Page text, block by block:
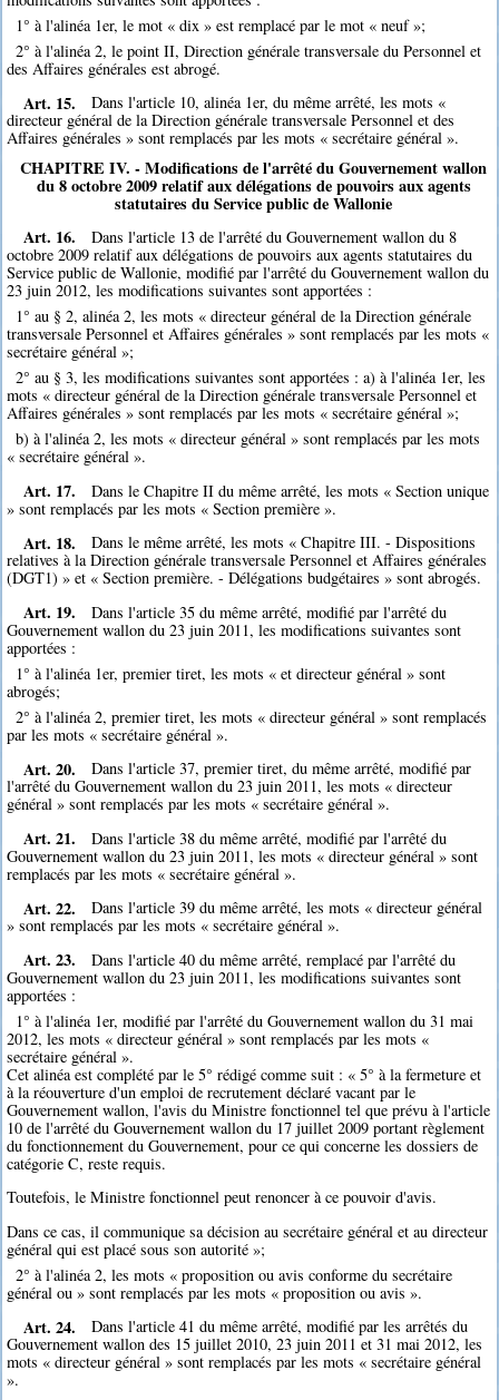
1° à l'alinéa 1er, le mot « dix » est remplacé par le mot « neuf »;
2° à l'alinéa 2, le point II, Direction générale transversale du Personnel et
des Affaires générales est abrogé.
Art. 15.
Dans l'article 10, alinéa 1er, du même arrêté, les mots «
directeur général de la Direction générale transversale Personnel et des
Affaires générales » sont remplacés par les mots « secrétaire général ».
CHAPITRE IV. - Modifications de l'arrêté du Gouvernement wallon
du 8 octobre 2009 relatif aux délégations de pouvoirs aux agents
statutaires du Service public de Wallonie
Art. 16.
Dans l'article 13 de l'arrêté du Gouvernement wallon du 8
octobre 2009 relatif aux délégations de pouvoirs aux agents statutaires du
Service public de Wallonie, modifié par l'arrêté du Gouvernement wallon du
23 juin 2012, les modifications suivantes sont apportées :
1° au § 2, alinéa 2, les mots « directeur général de la Direction générale
transversale Personnel et Affaires générales » sont remplacés par les mots «
secrétaire général »;
2° au § 3, les modifications suivantes sont apportées : a) à l'alinéa 1er, les
mots « directeur général de la Direction générale transversale Personnel et
Affaires générales » sont remplacés par les mots « secrétaire général »;
b) à l'alinéa 2, les mots « directeur général » sont remplacés par les mots
« secrétaire général ».
Art. 17.
Dans le Chapitre II du même arrêté, les mots « Section unique
» sont remplacés par les mots « Section première ».
Art. 18.
Dans le même arrêté, les mots « Chapitre III. - Dispositions
relatives à la Direction générale transversale Personnel et Affaires générales
(DGT1) » et « Section première. - Délégations budgétaires » sont abrogés.
Art. 19.
Dans l'article 35 du même arrêté, modifié par l'arrêté du
Gouvernement wallon du 23 juin 2011, les modifications suivantes sont
apportées :
1° à l'alinéa 1er, premier tiret, les mots « et directeur général » sont
abrogés;
2° à l'alinéa 2, premier tiret, les mots « directeur général » sont remplacés
par les mots « secrétaire général ».
Art. 20.
Dans l'article 37, premier tiret, du même arrêté, modifié par
l'arrêté du Gouvernement wallon du 23 juin 2011, les mots « directeur
général » sont remplacés par les mots « secrétaire général ».
Art. 21.
Dans l'article 38 du même arrêté, modifié par l'arrêté du
Gouvernement wallon du 23 juin 2011, les mots « directeur général » sont
remplacés par les mots « secrétaire général ».
Art. 22.
Dans l'article 39 du même arrêté, les mots « directeur général
» sont remplacés par les mots « secrétaire général ».
Art. 23.
Dans l'article 40 du même arrêté, remplacé par l'arrêté du
Gouvernement wallon du 23 juin 2011, les modifications suivantes sont
apportées :
1° à l'alinéa 1er, modifié par l'arrêté du Gouvernement wallon du 31 mai
2012, les mots « directeur général » sont remplacés par les mots «
secrétaire général ».
Cet alinéa est complété par le 5° rédigé comme suit : « 5° à la fermeture et
à la réouverture d'un emploi de recrutement déclaré vacant par le
Gouvernement wallon, l'avis du Ministre fonctionnel tel que prévu à l'article
10 de l'arrêté du Gouvernement wallon du 17 juillet 2009 portant règlement
du fonctionnement du Gouvernement, pour ce qui concerne les dossiers de
catégorie C, reste requis.
Toutefois, le Ministre fonctionnel peut renoncer à ce pouvoir d'avis.
Dans ce cas, il communique sa décision au secrétaire général et au directeur
général qui est placé sous son autorité »;
2° à l'alinéa 2, les mots « proposition ou avis conforme du secrétaire
général ou » sont remplacés par les mots « proposition ou avis ».
Art. 24.
Dans l'article 41 du même arrêté, modifié par les arrêtés du
Gouvernement wallon des 15 juillet 2010, 23 juin 2011 et 31 mai 2012, les
mots « directeur général » sont remplacés par les mots « secrétaire général
».